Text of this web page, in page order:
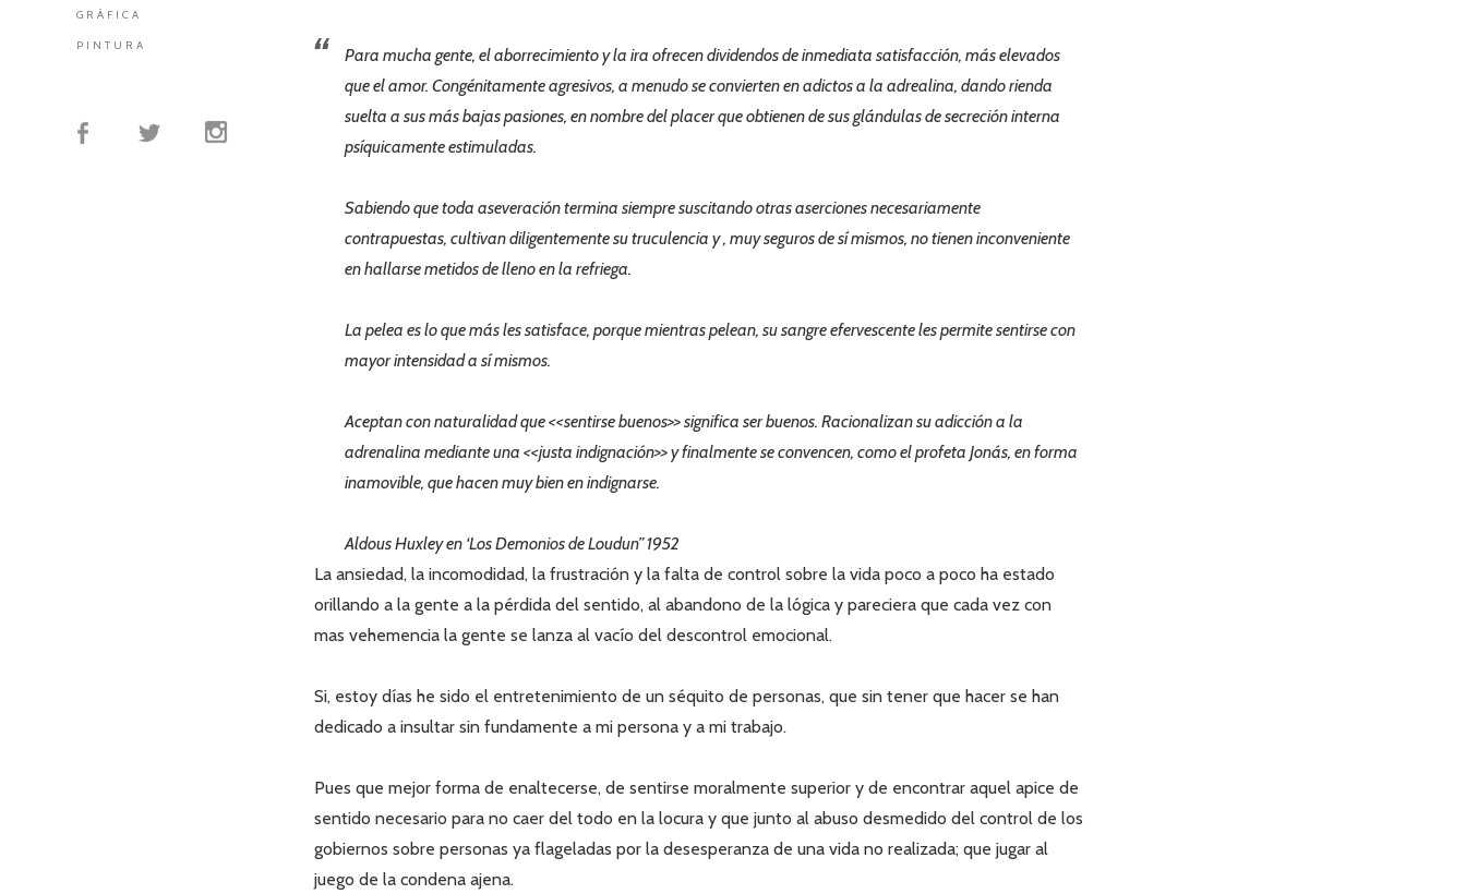
GRÁFICA
PINTURA
Para mucha gente, el aborrecimiento y la ira ofrecen dividendos de inmediata satisfacción, más elevados
que el amor. Congénitamente agresivos, a menudo se convierten en adictos a la adrealina, dando rienda
suelta a sus más bajas pasiones, en nombre del placer que obtienen de sus glándulas de secreción interna
psíquicamente estimuladas.
Sabiendo que toda aseveración termina siempre suscitando otras aserciones necesariamente
contrapuestas, cultivan diligentemente su truculencia y , muy seguros de sí mismos, no tienen inconveniente
en hallarse metidos de lleno en la refriega.
La pelea es lo que más les satisface, porque mientras pelean, su sangre efervescente les permite sentirse con
mayor intensidad a sí mismos.
Aceptan con naturalidad que <<sentirse buenos>> significa ser buenos. Racionalizan su adicción a la
adrenalina mediante una <<justa indignación>> y finalmente se convencen, como el profeta Jonás, en forma
inamovible, que hacen muy bien en indignarse.
Aldous Huxley en ‘Los Demonios de Loudun” 1952
La ansiedad, la incomodidad, la frustración y la falta de control sobre la vida poco a poco ha estado
orillando a la gente a la pérdida del sentido, al abandono de la lógica y pareciera que cada vez con
mas vehemencia la gente se lanza al vacío del descontrol emocional.
Si, estoy días he sido el entretenimiento de un séquito de personas, que sin tener que hacer se han
dedicado a insultar sin fundamente a mi persona y a mi trabajo.
Pues que mejor forma de enaltecerse, de sentirse moralmente superior y de encontrar aquel apice de
sentido necesario para no caer del todo en la locura y que junto al abuso desmedido del control de los
gobiernos sobre personas ya flageladas por la desesperanza de una vida no realizada; que jugar al
juego de la condena ajena.